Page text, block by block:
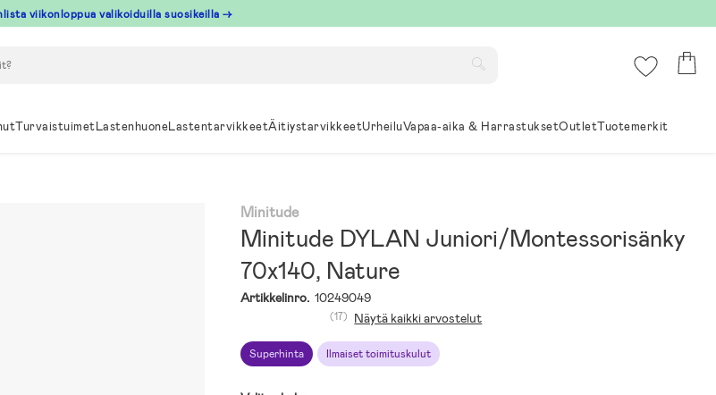
viikonloppua valikoiduilla suosikeilla →
TurvaistuimetLastenhuoneLastentarvikkeetÄitiystarvikkeetUrheiluVapaa-aika & HarrastuksetOutletTuotemerkit
Minitude
Minitude DYLAN Juniori/Montessorisänky
70x140, Nature
Artikkelinro. 10249049
Superhinta Ilmaiset toimituskulut
(17) Näytä kaikki arvostelut